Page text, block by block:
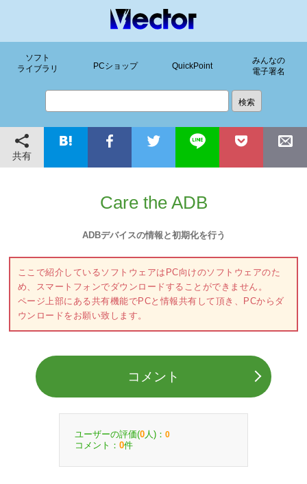
ソフト
ライブラリ
PCショップ QuickPoint
みんなの
電子署名
共有
Care the ADB
ADBデバイスの情報と初期化を行う
ここで紹介しているソフトウェアはPC向けのソフトウェアのた
め、スマートフォンでダウンロードすることができません。
ページ上部にある共有機能でPCと情報共有して頂き、PCからダ
ウンロードをお願い致します。
コメント
ユーザーの評価(0 人)： 0
コメント： 0件